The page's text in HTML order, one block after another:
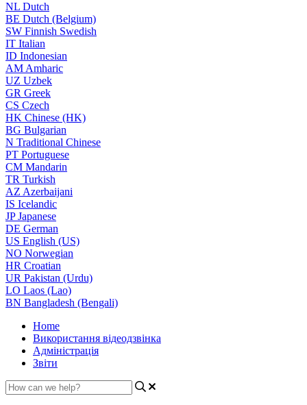
NL Dutch
BE Dutch (Belgium)
SW Finnish Swedish
IT Italian
ID Indonesian
AM Amharic
UZ Uzbek
GR Greek
CS Czech
HK Chinese (HK)
BG Bulgarian
N Traditional Chinese
PT Portuguese
CM Mandarin
TR Turkish
AZ Azerbaijani
IS Icelandic
JPJapanese
DE German
US English (US)
NO Norwegian
HR Croatian
UR Pakistan (Urdu)
LO Laos (Lao)
BN Bangladesh (Bengali)
Home
Використання відеодзвінка
Адміністрація
Звіти